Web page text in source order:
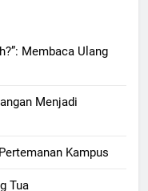
Membaca Ulang
Menjadi
Kampus
Tua